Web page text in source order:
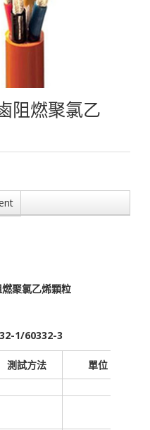
阻燃聚氯乙
聚氯乙烯顆粒
1/60332-3
測試方法
單位